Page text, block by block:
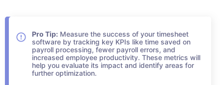
Pro Tip: Measure the success of your timesheet
software by tracking key KPIs like time saved on
payroll processing, fewer payroll errors, and
increased employee productivity. These metrics will
help you evaluate its impact and identify areas for
further optimization.